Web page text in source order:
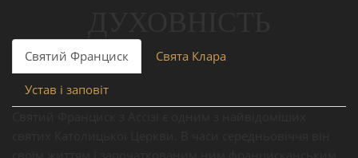
Святий Франциск Свята Клара
Устав і заповіт